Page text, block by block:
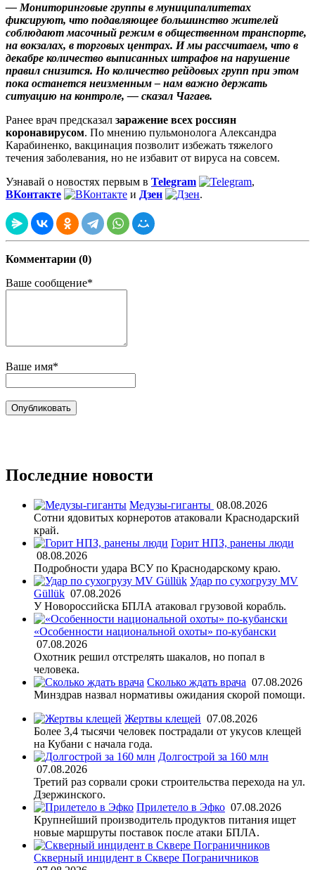
— Мониторинговые группы в муниципалитетах
фиксируют, что подавляющее большинство жителей
соблюдают масочный режим в общественном транспорте,
на вокзалах, в торговых центрах. И мы рассчитаем, что в
декабре количество выписанных штрафов на нарушение
правил снизится. Но количество рейдовых групп при этом
пока останется неизменным – нам важно держать
ситуацию на контроле, — сказал Чагаев.
Ранее врач предсказал заражение всех россиян
коронавирусом. По мнению пульмонолога Александра
Карабиненко, вакцинация позволит избежать тяжелого
течения заболевания, но не избавит от вируса на совсем.
Узнавай о новостях первым в Telegram
,
ВКонтакте
и Дзен .
Комментарии (0)
Ваше сообщение*
Ваше имя*
Последние новости
Медузы-гиганты 08.08.2026
Сотни ядовитых корнеротов атаковали Краснодарский
край.
Горит НПЗ, ранены люди
08.08.2026
Подробности удара ВСУ по Краснодарскому краю.
Удар по сухогрузу MV
Güllük 07.08.2026
У Новороссийска БПЛА атаковал грузовой корабль.
«Особенности национальной охоты» по-кубански
07.08.2026
Охотник решил отстрелять шакалов, но попал в
человека.
Сколько ждать врача 07.08.2026
Минздрав назвал нормативы ожидания скорой помощи.
Жертвы клещей 07.08.2026
Более 3,4 тысячи человек пострадали от укусов клещей
на Кубани с начала года.
Долгострой за 160 млн
07.08.2026
Третий раз сорвали сроки строительства перехода на ул.
Дзержинского.
Прилетело в Эфко 07.08.2026
Крупнейший производитель продуктов питания ищет
новые маршруты поставок после атаки БПЛА.
Скверный инцидент в Сквере Пограничников